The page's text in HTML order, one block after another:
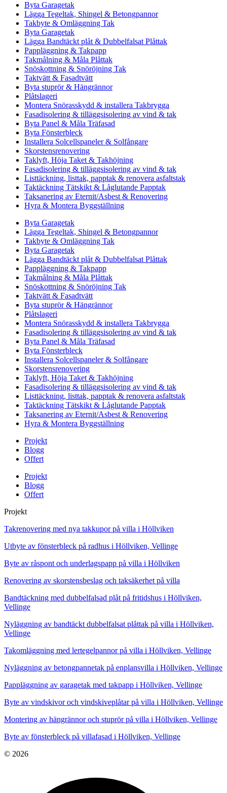
Byta Garagetak
Lägga Tegeltak, Shingel & Betongpannor
Takbyte & Omläggning Tak
Byta Garagetak
Lägga Bandtäckt plåt & Dubbelfalsat Plåttak
Pappläggning & Takpapp
Takmålning & Måla Plåttak
Snöskottning & Snöröjning Tak
Taktvätt & Fasadtvätt
Byta stuprör & Hängrännor
Plåtslageri
Montera Snörasskydd & installera Takbrygga
Fasadisolering & tilläggsisolering av vind & tak
Byta Panel & Måla Träfasad
Byta Fönsterbleck
Installera Solcellspaneler & Solfångare
Skorstensrenovering
Taklyft, Höja Taket & Takhöjning
Fasadisolering & tilläggsisolering av vind & tak
Listtäckning, listtak, papptak & renovera asfaltstak
Taktäckning Tätskikt & Låglutande Papptak
Taksanering av Eternit/Asbest & Renovering
Hyra & Montera Byggställning
Byta Garagetak
Lägga Tegeltak, Shingel & Betongpannor
Takbyte & Omläggning Tak
Byta Garagetak
Lägga Bandtäckt plåt & Dubbelfalsat Plåttak
Pappläggning & Takpapp
Takmålning & Måla Plåttak
Snöskottning & Snöröjning Tak
Taktvätt & Fasadtvätt
Byta stuprör & Hängrännor
Plåtslageri
Montera Snörasskydd & installera Takbrygga
Fasadisolering & tilläggsisolering av vind & tak
Byta Panel & Måla Träfasad
Byta Fönsterbleck
Installera Solcellspaneler & Solfångare
Skorstensrenovering
Taklyft, Höja Taket & Takhöjning
Fasadisolering & tilläggsisolering av vind & tak
Listtäckning, listtak, papptak & renovera asfaltstak
Taktäckning Tätskikt & Låglutande Papptak
Taksanering av Eternit/Asbest & Renovering
Hyra & Montera Byggställning
Projekt
Blogg
Offert
Projekt
Blogg
Offert
Projekt
Takrenovering med nya takkupor på villa i Höllviken
Utbyte av fönsterbleck på radhus i Höllviken, Vellinge
Byte av råspont och underlagspapp på villa i Höllviken
Renovering av skorstensbeslag och taksäkerhet på villa
Bandtäckning med dubbelfalsad plåt på fritidshus i Höllviken,
Vellinge
Nyläggning av bandtäckt dubbelfalsat plåttak på villa i Höllviken,
Vellinge
Takomläggning med lertegelpannor på villa i Höllviken, Vellinge
Nyläggning av betongpannetak på enplansvilla i Höllviken, Vellinge
Pappläggning av garagetak med takpapp i Höllviken, Vellinge
Byte av vindskivor och vindskiveplåtar på villa i Höllviken, Vellinge
Montering av hängrännor och stuprör på villa i Höllviken, Vellinge
Byte av fönsterbleck på villafasad i Höllviken, Vellinge
© 2026